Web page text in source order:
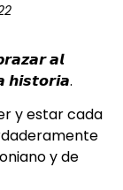
𝙖𝙡
y estar cada
y de